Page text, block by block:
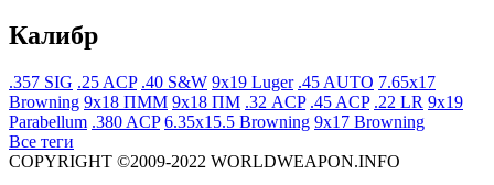
Калибр
.357 SIG .25 ACP .40 S&W 9x19 Luger .45 AUTO 7.65x17
Browning 9x18 ПММ 9x18 ПМ .32 ACP .45 ACP .22 LR 9x19
Parabellum .380 ACP 6.35x15.5 Browning 9x17 Browning
Все теги
COPYRIGHT ©2009-2022 WORLDWEAPON.INFO